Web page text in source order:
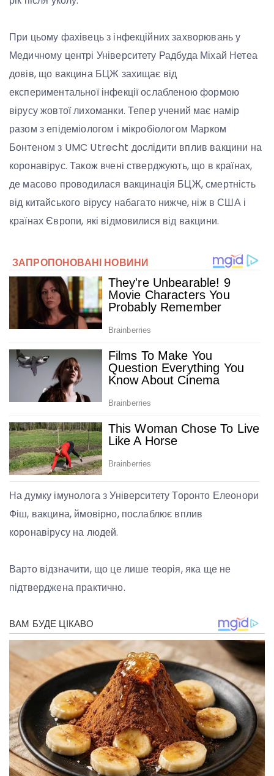
При цьому фахівець з інфекційних захворювань у
Медичному центрі Університету Радбуда Міхай Нетеа
довів, що вакцина БЦЖ захищає від
експериментальної інфекції ослабленою формою
вірусу жовтої лихоманки. Тепер учений має намір
разом з епідеміологом і мікробіологом Марком
Бонтеном з UMC Utrecht дослідити вплив вакцини на
коронавірус. Також вчені стверджують, що в країнах,
де масово проводилася вакцинація БЦЖ, смертність
від китайського вірусу набагато нижче, ніж в США і
країнах Європи, які відмовилися від вакцини.
На думку імунолога з Університету Торонто Елеонори
Фіш, вакцина, ймовірно, послаблює вплив
коронавірусу на людей.
Варто відзначити, що це лише теорія, яка ще не
підтверджена практично.